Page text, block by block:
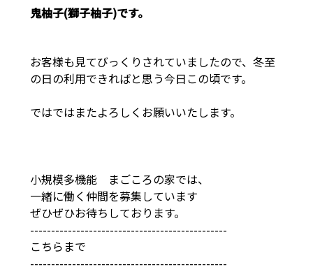
鬼柚子(獅子柚子)です。
お客様も見てびっくりされていましたので、冬至
の日の利用できればと思う今日この頃です。
ではではまたよろしくお願いいたします。
小規模多機能 まごころの家では、
一緒に働く仲間を募集しています
ぜひぜひお待ちしております。
-----------------------------------------------
こちらまで
-----------------------------------------------